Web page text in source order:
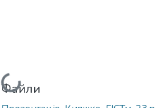
Вантажиться...
Файли